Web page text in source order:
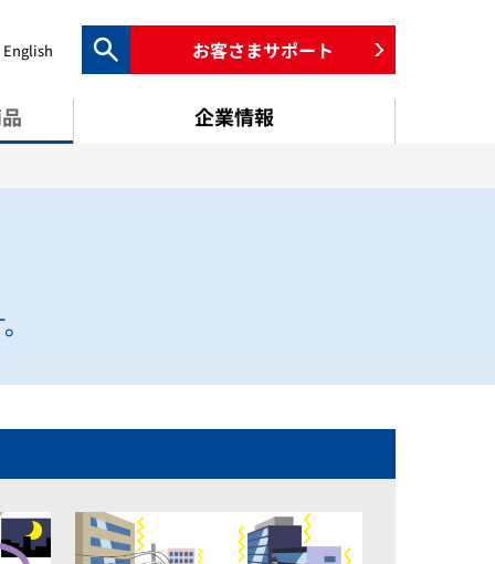
English 検索キーワード入力お客さまサポート
企業情報